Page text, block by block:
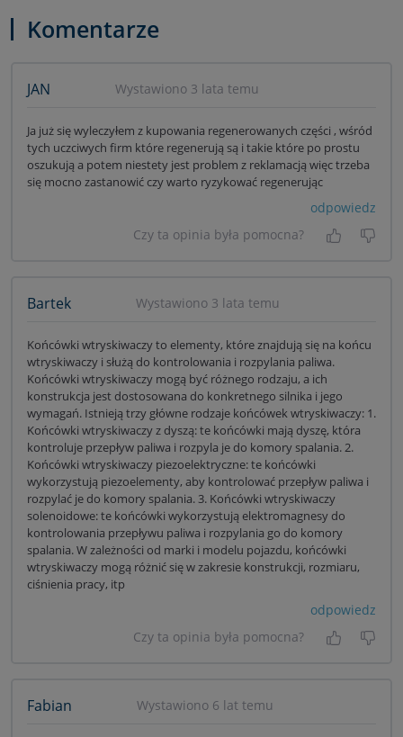
Komentarze
JAN Wystawiono 3 lata temu
Ja już się wyleczyłem z kupowania regenerowanych części , wśród
tych uczciwych firm które regenerują są i takie które po prostu
oszukują a potem niestety jest problem z reklamacją więc trzeba
się mocno zastanowić czy warto ryzykować regenerując
odpowiedz
Czy ta opinia była pomocna?
Tak, była
Nie
Bartek Wystawiono 3 lata temu
Końcówki wtryskiwaczy to elementy, które znajdują się na końcu
wtryskiwaczy i służą do kontrolowania i rozpylania paliwa.
Końcówki wtryskiwaczy mogą być różnego rodzaju, a ich
konstrukcja jest dostosowana do konkretnego silnika i jego
wymagań. Istnieją trzy główne rodzaje końcówek wtryskiwaczy: 1.
Końcówki wtryskiwaczy z dyszą: te końcówki mają dyszę, która
kontroluje przepływ paliwa i rozpyla je do komory spalania. 2.
Końcówki wtryskiwaczy piezoelektryczne: te końcówki
wykorzystują piezoelementy, aby kontrolować przepływ paliwa i
rozpylać je do komory spalania. 3. Końcówki wtryskiwaczy
solenoidowe: te końcówki wykorzystują elektromagnesy do
kontrolowania przepływu paliwa i rozpylania go do komory
spalania. W zależności od marki i modelu pojazdu, końcówki
wtryskiwaczy mogą różnić się w zakresie konstrukcji, rozmiaru,
ciśnienia pracy, itp
odpowiedz
Czy ta opinia była pomocna?
Tak, była
Nie
Fabian Wystawiono 6 lat temu